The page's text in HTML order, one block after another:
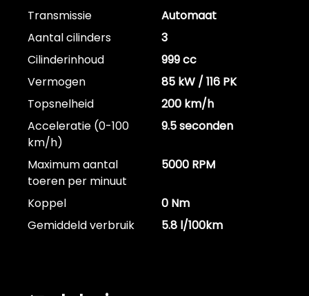
Transmissie
Automaat
Aantal cilinders
3
Cilinderinhoud
999 cc
Vermogen
85 kW / 116 PK
Topsnelheid
200 km/h
Acceleratie (0-100
km/h)
9.5 seconden
Maximum aantal
toeren per minuut
5000 RPM
Koppel
0 Nm
Gemiddeld verbruik
5.8 l/100km